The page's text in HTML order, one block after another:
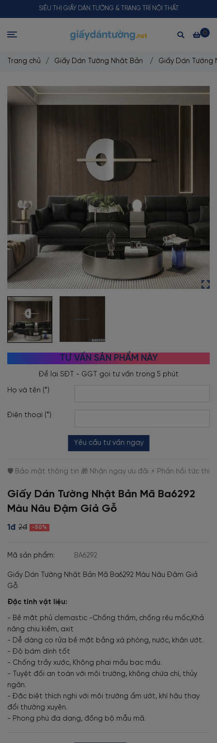
SIÊU THỊ GIẤY DÁN TƯỜNG & TRANG TRÍ NỘI THẤT
0
Trang chủ / Giấy Dán Tường Nhật Bản / Giấy Dán Tường
TƯ VẤN SẢN PHẨM NÀY
Họ và tên (*)
Điện thoại (*)
Yêu cầu tư vấn ngay
Giấy Dán Tường Nhật Bản Mã Ba6292
Màu Nâu Đậm Giả Gỗ
1đ 2đ -50%
Mã sản phẩm: BA6292
Giấy Dán Tường Nhật Bản Mã Ba6292 Màu Nâu Đậm Giả
Gỗ
Đặc tính vật liệu:
- Bề mặt phủ clemastic -Chống thấm, chống rêu mốc,Khả
năng chịu kiềm, axit
- Dễ dàng cọ rửa bề mặt bằng xà phòng, nước, khăn ướt.
- Độ bám dính tốt
- Chống trầy xước, Không phai mầu bạc mầu.
- Tuyệt đối an toàn với môi trường, không chứa chì, thủy
ngân.
- Đặc biệt thích nghi với môi trường ẩm ướt, khí hậu thay
đổi thường xuyên.
- Phong phú đa dạng, đồng bộ mẫu mã.